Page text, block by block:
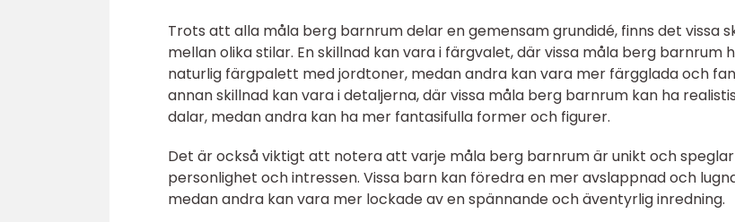
Trots att alla måla berg barnrum delar en gemensam grundidé, finns det vissa
mellan olika stilar. En skillnad kan vara i färgvalet, där vissa måla berg barnrum
naturlig färgpalett med jordtoner, medan andra kan vara mer färgglada och
annan skillnad kan vara i detaljerna, där vissa måla berg barnrum kan ha
dalar, medan andra kan ha mer fantasifulla former och figurer.
Det är också viktigt att notera att varje måla berg barnrum är unikt och
personlighet och intressen. Vissa barn kan föredra en mer avslappnad och
medan andra kan vara mer lockade av en spännande och äventyrlig inredning.